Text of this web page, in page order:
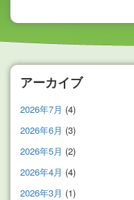
アーカイブ
2026年7月 (4)
2026年6月 (3)
2026年5月 (2)
2026年4月 (4)
2026年3月 (1)